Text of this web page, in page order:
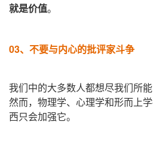
就是价值。
03、 不要与内心的批评家斗争
我们中的大多数人都想尽我们所
然而，物理学、心理学和形而上
西只会加强它。